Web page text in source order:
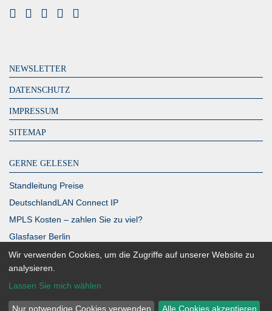
NEWSLETTER
DATENSCHUTZ
IMPRESSUM
SITEMAP
GERNE GELESEN
Standleitung Preise
DeutschlandLAN Connect IP
MPLS Kosten – zahlen Sie zu viel?
Glasfaser Berlin
Richtfunk Internet
Wir verwenden Cookies, um die Zugriffe auf unserer Website zu
analysieren.
Lassen Sie mich wählen
Nur notwendige Cookies verwenden Alle Cookies akzeptieren